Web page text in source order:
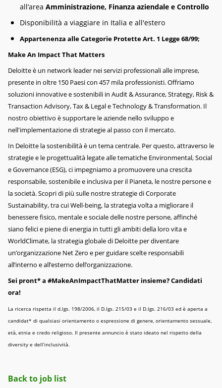
all’area Amministrazione, Finanza aziendale e Controllo
Disponibilità a viaggiare in Italia e all'estero
Appartenenza alle Categorie Protette Art. 1 Legge 68/99;
Make An Impact That Matters
Deloitte è un network leader nei servizi professionali alle imprese,
presente in oltre 150 Paesi con 457 mila professionisti. Offriamo
soluzioni innovative e sostenibili in Audit & Assurance, Strategy, Risk &
Transaction Advisory, Tax & Legal e Technology & Transformation. Il
nostro obiettivo è supportare le aziende nello sviluppo e
nell'implementazione di strategie al passo con il mercato.
In Deloitte la sostenibilità è un tema centrale. Per questo, attraverso le
strategie e le progettualità legate alle tematiche Environmental, Social
e Governance (ESG), ci impegniamo a promuovere una crescita
responsabile, sostenibile e inclusiva per il Pianeta, le nostre persone e
la società. Scopri di più sulle nostre strategie di Corporate
Sustainability, tra cui Well-being, la strategia volta a migliorare il
benessere fisico, mentale e sociale delle nostre persone, affinché
siano felici e piene di energia in tutti gli ambiti della loro vita e
WorldClimate, la strategia globale di Deloitte per diventare
un’organizzazione Net Zero e per guidare scelte responsabili
all’interno e all’esterno dell’organizzazione.
Sei pront* a #MakeAnImpactThatMatter insieme? Candidati
ora!
La ricerca rispetta il d.lgs. 198/2006, il D.lgs. 215/03 e il D.lgs. 216/03 ed è aperta a
candidat* di qualsiasi orientamento o espressione di genere, orientamento sessuale,
età, etnia e credo religioso. Il presente annuncio è stato ideato nel rispetto della
diversity e dell’inclusività.
Back to job list